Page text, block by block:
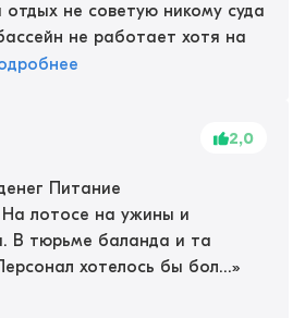
не советую никому суда
не работает хотя на
2,0
Питание
На лотосе на ужины и
В тюрьме баланда и та
хотелось бы бол...»